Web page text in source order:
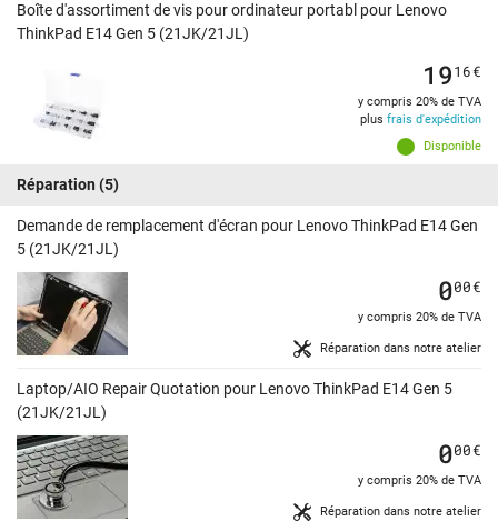
Boîte d'assortiment de vis pour ordinateur portabl pour Lenovo
ThinkPad E14 Gen 5 (21JK/21JL)
Disponible
1916€
y compris 20% de TVA
plus frais d'expédition
Réparation (5)
Demande de remplacement d'écran pour Lenovo ThinkPad E14 Gen
5 (21JK/21JL)
Réparation dans notre atelier
000€
y compris 20% de TVA
Laptop/AIO Repair Quotation pour Lenovo ThinkPad E14 Gen 5
(21JK/21JL)
Réparation dans notre atelier
000€
y compris 20% de TVA